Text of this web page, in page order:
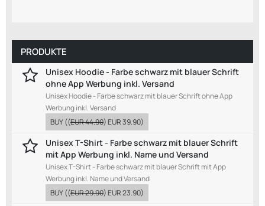
PRODUKTE
Unisex Hoodie - Farbe schwarz mit blauer Schrift
ohne App Werbung inkl. Versand
Unisex Hoodie - Farbe schwarz mit blauer Schrift ohne App
Werbung inkl. Versand
BUY((EUR 44.90)EUR 39.90)
Unisex T-Shirt - Farbe schwarz mit blauer Schrift
mit App Werbung inkl. Name und Versand
Unisex T-Shirt - Farbe schwarz mit blauer Schrift mit App
Werbung inkl. Name und Versand
BUY((EUR 29.90)EUR 23.90)